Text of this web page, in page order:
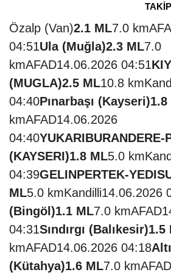
Özalp (Van)2.1 ML7.0
04:51Ula (Muğla)2.3 ML7.0
kmAFAD14.06.2026 04:51
(MUGLA)2.5 ML10.8
04:40Pınarbaşı (Kayseri)1.8
kmAFAD14.06.2026
04:40YUKARIBURANDERE-
(KAYSERI)1.8 ML5.0
04:39GELINPERTEK-
ML5.0 kmKandilli14.06.2026
(Bingöl)1.1 ML7.0
04:31Sındırgı (Balıkesir)1.5
kmAFAD14.06.2026 04:18
(Kütahya)1.6 ML7.0 kmAFAD